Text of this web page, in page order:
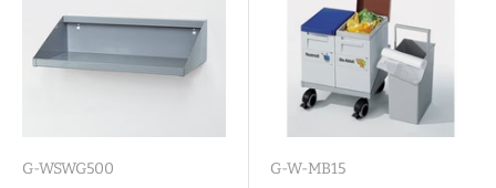
G-WSWG500 G-W-MB15